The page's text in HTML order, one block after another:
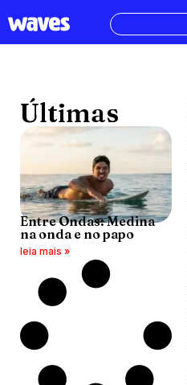
Últimas
Entre Ondas: Medina
na onda e no papo
leia mais »